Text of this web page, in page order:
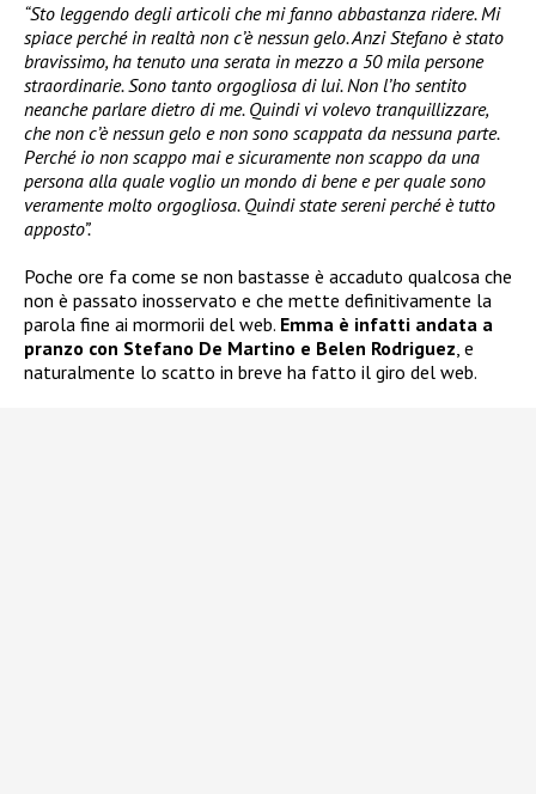
“Sto leggendo degli articoli che mi fanno abbastanza ridere. Mi
spiace perché in realtà non c’è nessun gelo. Anzi Stefano è stato
bravissimo, ha tenuto una serata in mezzo a 50 mila persone
straordinarie. Sono tanto orgogliosa di lui. Non l’ho sentito
neanche parlare dietro di me. Quindi vi volevo tranquillizzare,
che non c’è nessun gelo e non sono scappata da nessuna parte.
Perché io non scappo mai e sicuramente non scappo da una
persona alla quale voglio un mondo di bene e per quale sono
veramente molto orgogliosa. Quindi state sereni perché è tutto
apposto”.
Poche ore fa come se non bastasse è accaduto qualcosa che
non è passato inosservato e che mette definitivamente la
parola fine ai mormorii del web. Emma è infatti andata a
pranzo con Stefano De Martino e Belen Rodriguez, e
naturalmente lo scatto in breve ha fatto il giro del web.